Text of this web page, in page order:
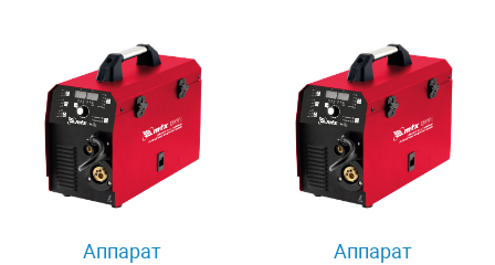
Аппарат
Аппарат